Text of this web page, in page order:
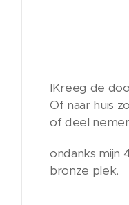
IKreeg de
Of naar huis
of deel
ondanks mijn
bronze plek.